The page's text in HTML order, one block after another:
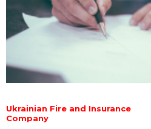
Ukrainian Fire and Insurance
Company